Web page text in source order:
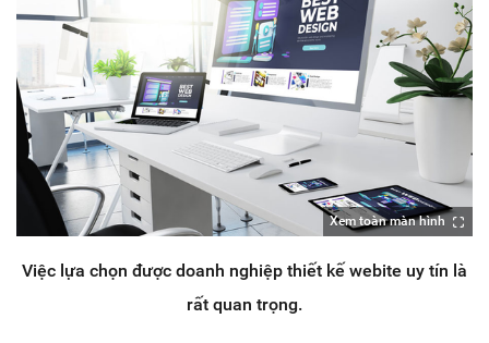
Xem toàn màn hình
Việc lựa chọn được doanh nghiệp thiết kế webite uy tín là
rất quan trọng.